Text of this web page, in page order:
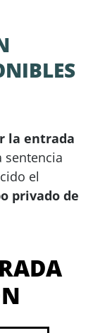
la entrada
sentencia
el
privado de